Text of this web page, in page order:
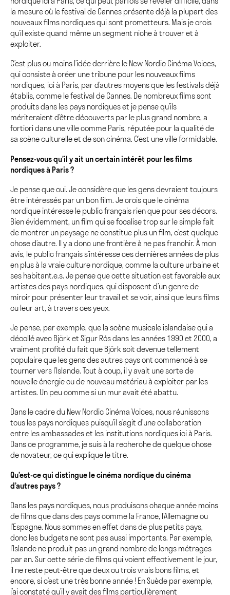
la mesure où le festival de Cannes présente déjà la plupart des
nouveaux films nordiques qui sont prometteurs. Mais je crois
qu’il existe quand même un segment niche à trouver et à
exploiter.
C’est plus ou moins l’idée derrière le New Nordic Cinéma Voices,
qui consiste à créer une tribune pour les nouveaux films
nordiques, ici à Paris, par d’autres moyens que les festivals déjà
établis, comme le festival de Cannes. De nombreux films sont
produits dans les pays nordiques et je pense qu’ils
mériteraient d’être découverts par le plus grand nombre, a
fortiori dans une ville comme Paris, réputée pour la qualité de
sa scène culturelle et de son cinéma. C’est une ville formidable.
Pensez-vous qu’il y ait un certain intérêt pour les films
nordiques à Paris ?
Je pense que oui. Je considère que les gens devraient toujours
être intéressés par un bon film. Je crois que le cinéma
nordique intéresse le public français rien que pour ses décors.
Bien évidemment, un film qui se focalise trop sur le simple fait
de montrer un paysage ne constitue plus un film, c’est quelque
chose d’autre. Il y a donc une frontière à ne pas franchir. À mon
avis, le public français s’intéresse ces dernières années de plus
en plus à la vraie culture nordique, comme la culture urbaine et
ses habitant.e.s. Je pense que cette situation est favorable aux
artistes des pays nordiques, qui disposent d’un genre de
miroir pour présenter leur travail et se voir, ainsi que leurs films
ou leur art, à travers ces yeux.
Je pense, par exemple, que la scène musicale islandaise qui a
décollé avec Björk et Sigur Rós dans les années 1990 et 2000, a
vraiment profité du fait que Björk soit devenue tellement
populaire que les gens des autres pays ont commencé à se
tourner vers l’Islande. Tout à coup, il y avait une sorte de
nouvelle énergie ou de nouveau matériau à exploiter par les
artistes. Un peu comme si un mur avait été abattu.
Dans le cadre du New Nordic Cinéma Voices, nous réunissons
tous les pays nordiques puisqu’il s’agit d’une collaboration
entre les ambassades et les institutions nordiques ici à Paris.
Dans ce programme, je suis à la recherche de quelque chose
de novateur, ce qui explique le titre.
Qu’est-ce qui distingue le cinéma nordique du cinéma
d’autres pays ?
Dans les pays nordiques, nous produisons chaque année moins
de films que dans des pays comme la France, l’Allemagne ou
l’Espagne. Nous sommes en effet dans de plus petits pays,
donc les budgets ne sont pas aussi importants. Par exemple,
l’Islande ne produit pas un grand nombre de longs métrages
par an. Sur cette série de films qui voient effectivement le jour,
il ne reste peut-être que deux ou trois vrais bons films, et
encore, si c’est une très bonne année ! En Suède par exemple,
j’ai constaté qu’il y avait des films particulièrement